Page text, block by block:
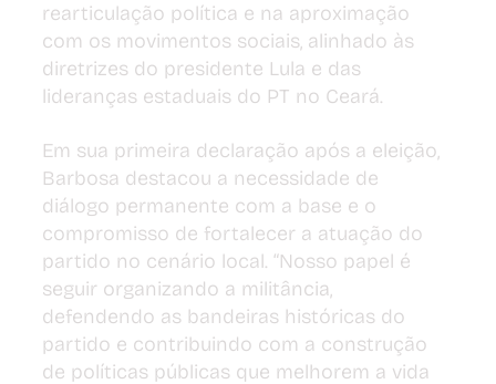
rearticulação política e na aproximação
com os movimentos sociais, alinhado às
diretrizes do presidente Lula e das
lideranças estaduais do PT no Ceará.
Em sua primeira declaração após a eleição,
Barbosa destacou a necessidade de
diálogo permanente com a base e o
compromisso de fortalecer a atuação do
partido no cenário local. “Nosso papel é
seguir organizando a militância,
defendendo as bandeiras históricas do
partido e contribuindo com a construção
de políticas públicas que melhorem a vida